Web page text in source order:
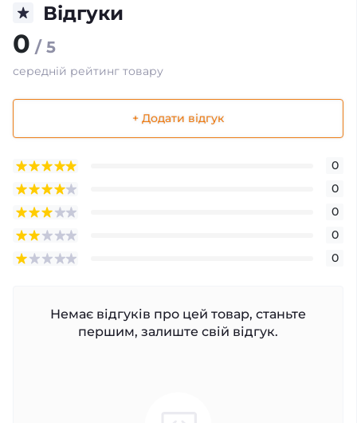
Відгуки
0 / 5
середній рейтинг товару
+ Додати відгук
0
0
0
0
0
Немає відгуків про цей товар, станьте
першим, залиште свій відгук.